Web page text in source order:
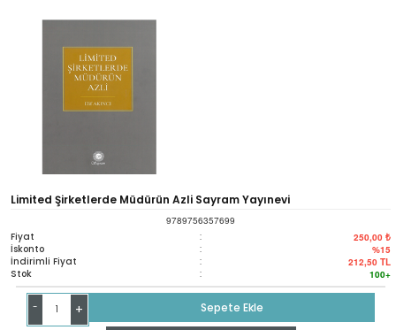
Limited Şirketlerde Müdürün Azli Sayram Yayınevi
9789756357699
Fiyat : 250,00 ₺
İskonto : %15
İndirimli Fiyat : 212,50 TL
Stok : 100+
- +
Sepete Ekle